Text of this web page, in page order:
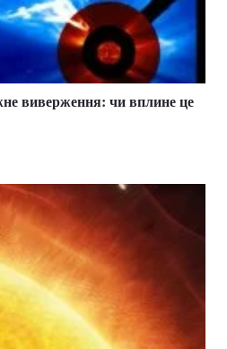
виверження: чи вплине це